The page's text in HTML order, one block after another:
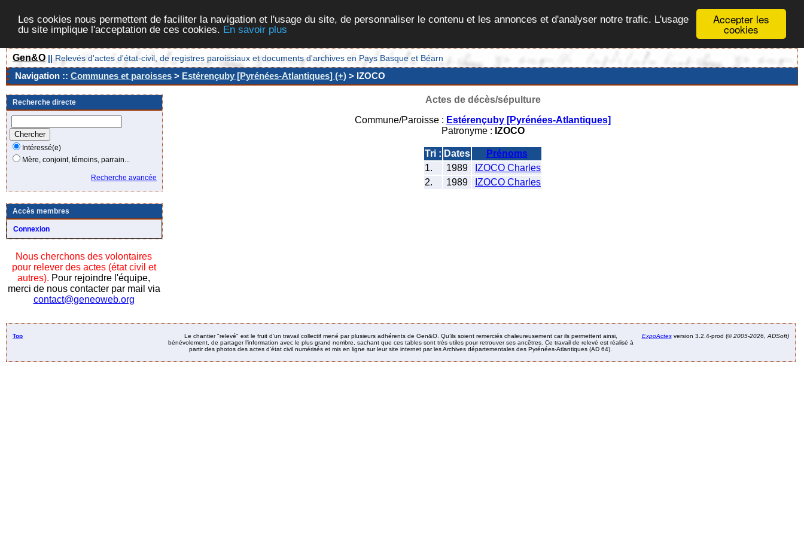
Accepter les
cookies
Les cookies nous permettent de faciliter la navigation et l'usage du site, de personnaliser le contenu et les annonces et d'analyser notre trafic. L'usage
du site implique l'acceptation de ces cookies. En savoir plus
Gen&O || Relevés d'actes d'état-civil, de registres paroissiaux et documents d'archives en Pays Basque et Béarn
Navigation :: Communes et paroisses > Estérençuby [Pyrénées-Atlantiques] (+) > IZOCO
Recherche directe
Intéressé(e)
Mère, conjoint, témoins, parrain...
Recherche avancée
Accès membres
Connexion
Nous cherchons des volontaires
pour relever des actes (état civil et
autres). Pour rejoindre l'équipe,
merci de nous contacter par mail via
contact@geneoweb.org
Actes de décès/sépulture
Commune/Paroisse : Estérençuby [Pyrénées-Atlantiques]
Patronyme : IZOCO
Tri : Dates
Prénoms
1.
1989
IZOCO Charles
2.
1989 IZOCO Charles
Top
Le chantier "relevé" est le fruit d’un travail collectif mené par plusieurs adhérents de Gen&O. Qu’ils soient remerciés chaleureusement car ils permettent ainsi,
bénévolement, de partager l’information avec le plus grand nombre, sachant que ces tables sont très utiles pour retrouver ses ancêtres. Ce travail de relevé est réalisé à
partir des photos des actes d’état civil numérisés et mis en ligne sur leur site internet par les Archives départementales des Pyrénées-Atlantiques (AD 64).
ExpoActesversion 3.2.4-prod (©2005-2026, ADSoft)